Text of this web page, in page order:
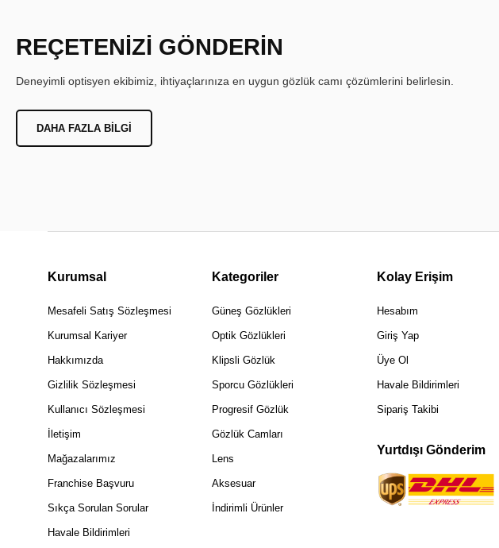
REÇETENİZİ GÖNDERİN
Deneyimli optisyen ekibimiz, ihtiyaçlarınıza en uygun gözlük camı çözümlerini belirlesin.
DAHA FAZLA BILGI
Kurumsal
Mesafeli Satış Sözleşmesi
Kurumsal Kariyer
Hakkımızda
Gizlilik Sözleşmesi
Kullanıcı Sözleşmesi
İletişim
Mağazalarımız
Franchise Başvuru
Sıkça Sorulan Sorular
Havale Bildirimleri
Kategoriler
Güneş Gözlükleri
Optik Gözlükleri
Klipsli Gözlük
Sporcu Gözlükleri
Progresif Gözlük
Gözlük Camları
Lens
Aksesuar
İndirimli Ürünler
Kolay Erişim
Hesabım
Giriş Yap
Üye Ol
Havale Bildirimleri
Sipariş Takibi
Yurtdışı Gönderim